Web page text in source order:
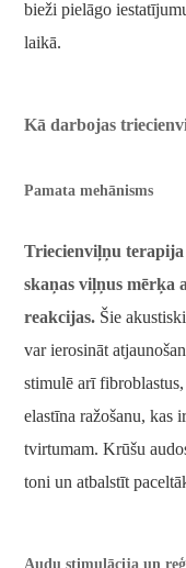
bieži pielāgo
laikā.
Kā darbojas
Pamata mehānisms
Triecienviļņu terapija
skaņas viļņus mērķa
reakcijas. Šie
var ierosināt
stimulē arī
elastīna ražošanu, kas
tvirtumam. Krūšu
toni un atbalstīt
Audu stimulācija un